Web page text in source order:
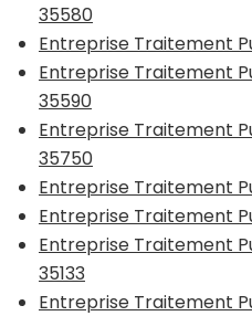
35580
Entreprise Traitement
Entreprise Traitement
35590
Entreprise Traitement
35750
Entreprise Traitement
Entreprise Traitement
Entreprise Traitement
35133
Entreprise Traitement